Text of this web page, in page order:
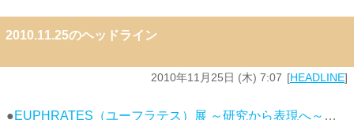
2010.11.25のヘッドライン
2010年11月25日 (木) 7:07 HEADLINE
●EUPHRATES（ユーフラテス）展 ～研究から表現へ～ …